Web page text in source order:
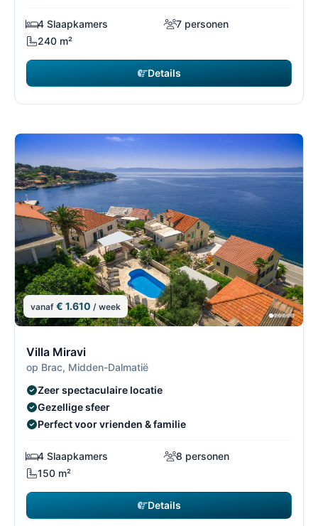
4 Slaapkamers
7 personen
240 m²
Details
vanaf € 1.610 / week
Villa Miravi
op Brac, Midden-Dalmatië
Zeer spectaculaire locatie
Gezellige sfeer
Perfect voor vrienden & familie
4 Slaapkamers
8 personen
150 m²
Details